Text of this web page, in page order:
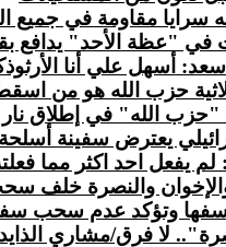
سرايا مقاومة في جميع
في "عظة الأحد"
سعد: أسهل علي أنا
حزب الله هو من
"حزب الله" في إطلاق
يعترض سفينة أسلحة
لم يفعل احد اكثر مما
والنصرة خلف
وتؤكد عدم سحب
لا فرق/مشاري